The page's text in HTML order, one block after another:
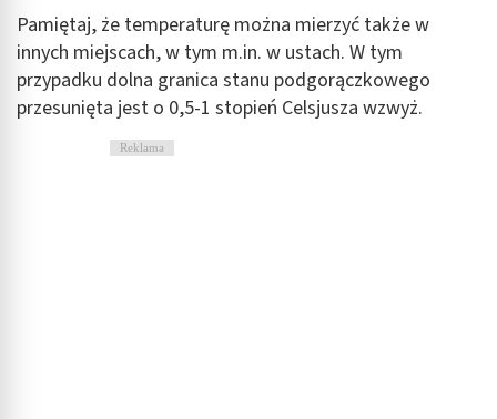
Pamiętaj, że temperaturę można mierzyć także w
innych miejscach, w tym m.in. w ustach. W tym
przypadku dolna granica stanu podgorączkowego
przesunięta jest o 0,5-1 stopień Celsjusza wzwyż.
Reklama